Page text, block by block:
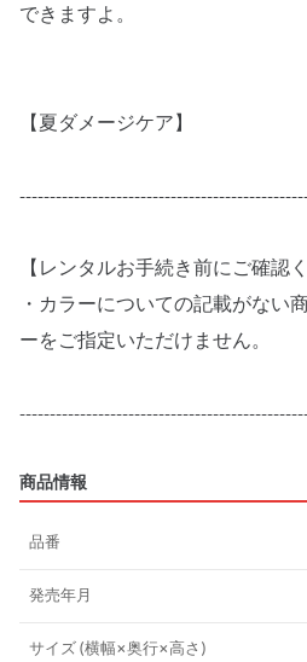
できますよ。
【夏ダメージケア】
【レンタルお手続き前にご確認
・カラーについての記載がない
ーをご指定いただけません。
商品情報
品番
発売年月
サイズ (横幅×奥行×高さ)